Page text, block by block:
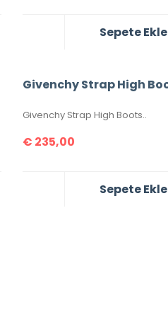
Sepete Ekle
Givenchy Strap High Boots..
€ 235,00
Sepete Ekle